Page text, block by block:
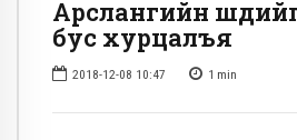
Арслангийн
бус хурцалъя
2018-12-08 10:47 1 min